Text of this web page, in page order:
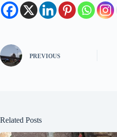
PREVIOUS
Related Posts